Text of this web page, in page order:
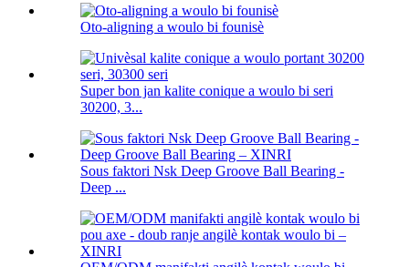
Oto-aligning a woulo bi founisè
Super bon jan kalite conique a woulo bi seri
30200, 3...
Sous faktori Nsk Deep Groove Ball Bearing -
Deep ...